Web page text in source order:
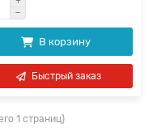
В корзину
Быстрый заказ
1 страниц)